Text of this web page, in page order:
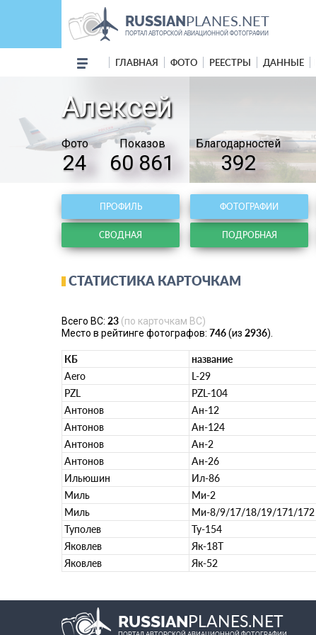
RUSSIANPLANES.NET
ПОРТАЛ АВТОРСКОЙ АВИАЦИОННОЙ ФОТОГРАФИИ
ГЛАВНАЯ ФОТО РЕЕСТРЫ ДАННЫЕ
Алексей
Фото
24
Показов
60 861
Благодарностей
392
ПРОФИЛЬ ФОТОГРАФИИ
СВОДНАЯ ПОДРОБНАЯ
СТАТИСТИКА КАРТОЧКАМ
Всего ВС: 23 (по карточкам ВС)
Место в рейтинге фотографов: 746(из 2936).
КБ название
Aero
L-29
PZL
PZL-104
Антонов
Ан-12
Антонов
Ан-124
Антонов
Ан-2
Антонов
Ан-26
Ильюшин
Ил-86
Миль
Ми-2
Миль
Ми-8/9/17/18/19/171/172
Туполев
Ту-154
Яковлев
Як-18Т
Яковлев
Як-52
RUSSIANPLANES.NET